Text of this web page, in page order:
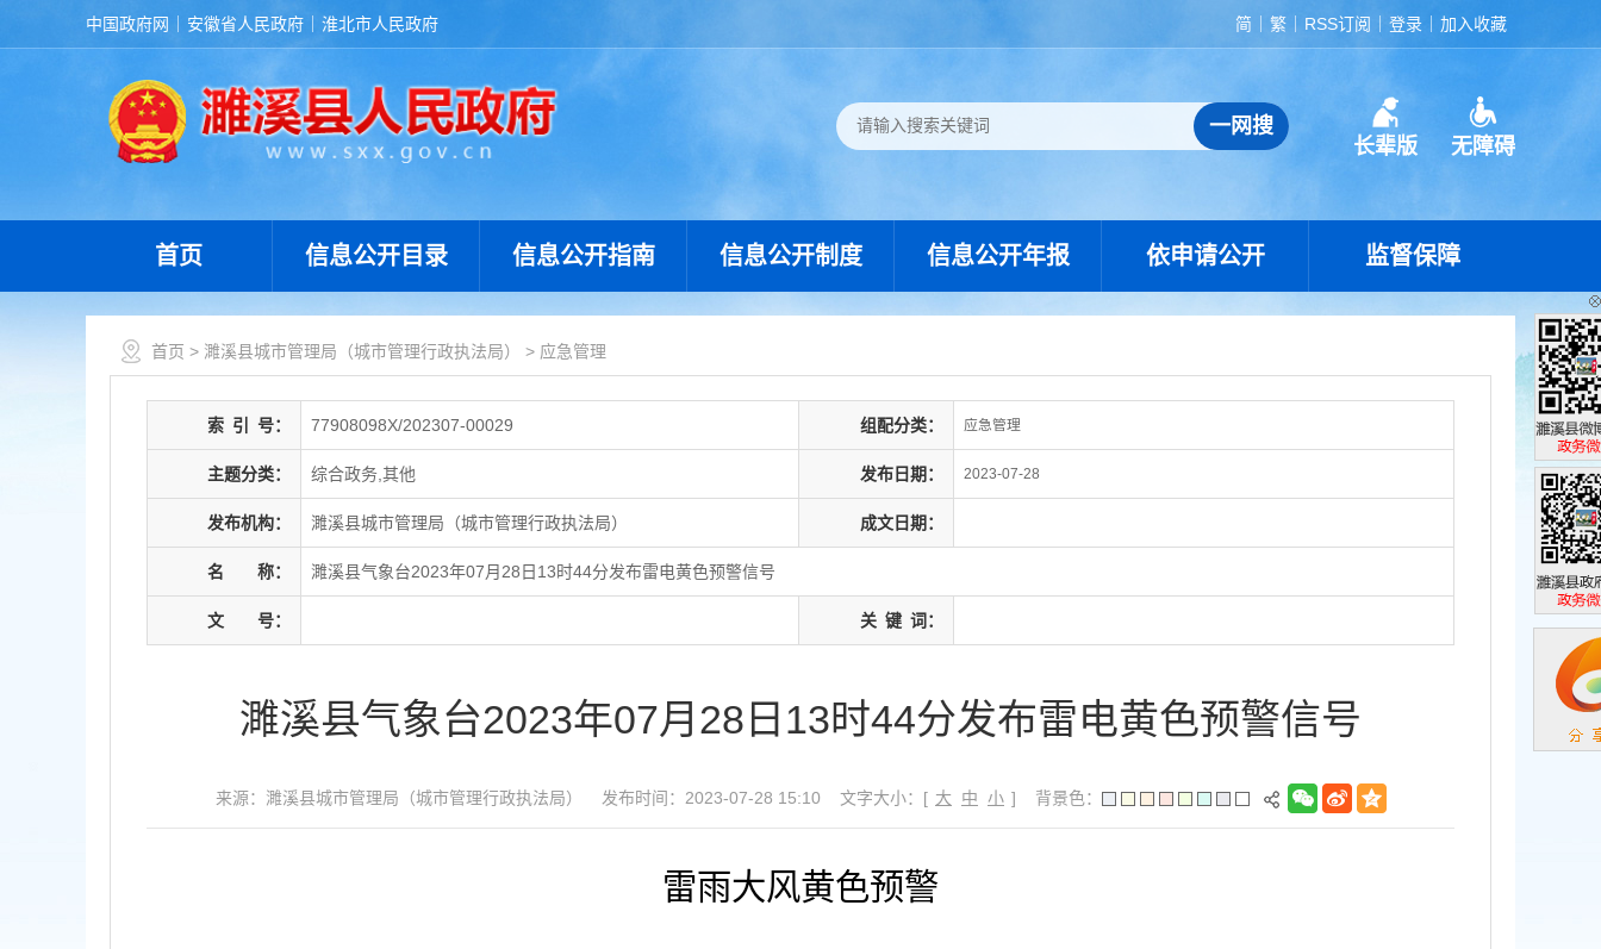
中国政府网 安徽省人民政府 淮北市人民政府 简 繁 RSS订阅 登录 加入收藏
长辈版 无障碍
首页 信息公开目录 信息公开指南 信息公开制度 信息公开年报 依申请公开 监督保障
首页 > 濉溪县城市管理局（城市管理行政执法局） > 应急管理
索 引 号： 77908098X/202307-00029 组配分类： 应急管理
主题分类： 综合政务,其他 发布日期： 2023-07-28
发布机构： 濉溪县城市管理局（城市管理行政执法局） 成文日期：
名 称： 濉溪县气象台2023年07月28日13时44分发布雷电黄色预警信号
文 号： 关 键 词：
濉溪县气象台2023年07月28日13时44分发布雷电黄色预警信号
来源：濉溪县城市管理局（城市管理行政执法局） 发布时间：2023-07-28 15:10 文字大小：[ 大 中 小 ] 背景色：
雷雨大风黄色预警
濉溪县政
政务微博
濉溪县政
政务微信